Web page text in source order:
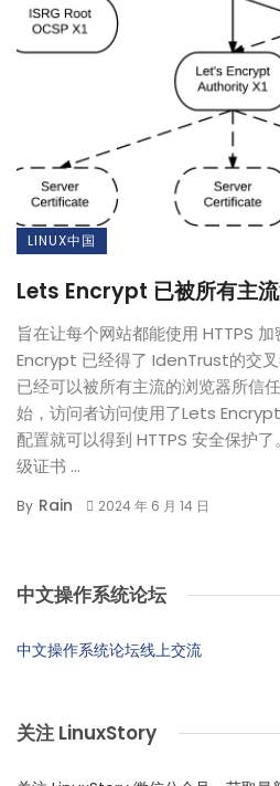
LINUX中国
Lets Encrypt 已被所有主
旨在让每个网站都能使用 HTTPS
Encrypt 已经得了 IdenTrust的交
已经可以被所有主流的浏览器所信
始，访问者访问使用了Lets
配置就可以得到 HTTPS 安全保护
级证书 ...
By Rain 2024 年 6 月 14 日
中文操作系统论坛
中文操作系统论坛线上交流
关注 LinuxStory